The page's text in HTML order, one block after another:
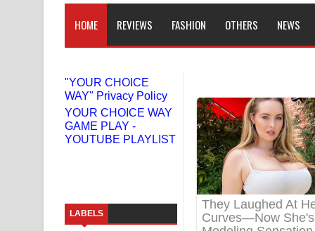
Numba Dun Aadare Song Lyrics - නුඹ දුන් ආදරේ
Liyamuda Dan Anagathe Song Lyrics - ලියමුද
Doni Song Lyrics - දෝණි ගීතයේ පද පෙළ
Benthara Palame Song Lyrics - බෙන්තර පාලමේ
Sanda Babalena Song Lyrics - සඳ බැබලෙන ගීතයේ
HOME REVIEWS FASHION OTHERS NEWS
"YOUR CHOICE
WAY" Privacy Policy
YOUR CHOICE WAY
GAME PLAY -
YOUTUBE PLAYLIST
LABELS